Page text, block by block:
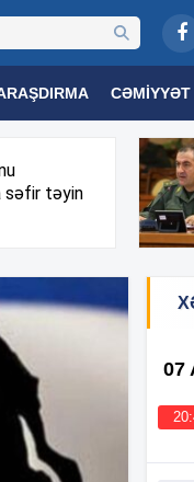
CƏMIYYƏT
TRIBUNA TV
səfir təyin
07